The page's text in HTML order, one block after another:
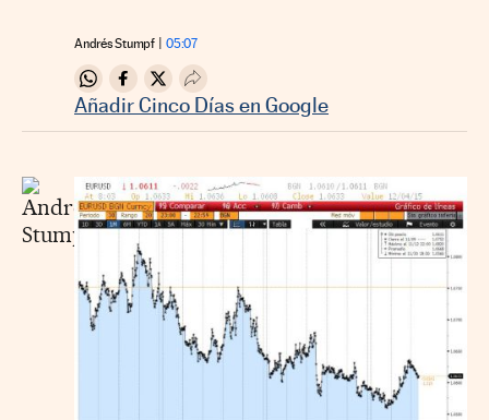
Andrés Stumpf 05:07
Compartir en Whatsapp
Compartir en Facebook
Compartir en Twitter
Desplegar Redes Sociales
Añadir Cinco Días en Google